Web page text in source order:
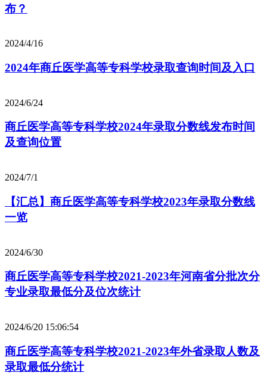
布？
2024/4/16
2024年商丘医学高等专科学校录取查询时间及入口
2024/6/24
商丘医学高等专科学校2024年录取分数线发布时间
及查询位置
2024/7/1
【汇总】商丘医学高等专科学校2023年录取分数线
一览
2024/6/30
商丘医学高等专科学校2021-2023年河南省分批次分
专业录取最低分及位次统计
2024/6/20 15:06:54
商丘医学高等专科学校2021-2023年外省录取人数及
录取最低分统计